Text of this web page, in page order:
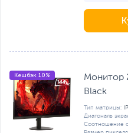
Кешбэк 10%
Монитор
Black
Тип матрицы:
Диагональ
Соотношение